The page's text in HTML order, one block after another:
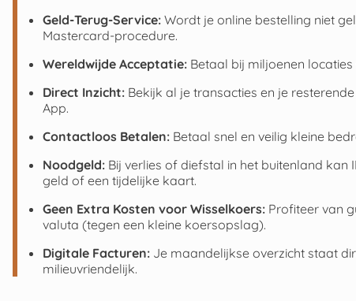
Geld-Terug-Service: Wordt je online bestelling niet
Mastercard-procedure.
Wereldwijde Acceptatie: Betaal bij miljoenen
Direct Inzicht: Bekijk al je transacties en je
App.
Contactloos Betalen: Betaal snel en veilig kleine
Noodgeld: Bij verlies of diefstal in het buitenland
geld of een tijdelijke kaart.
Geen Extra Kosten voor Wisselkoers: Profiteer van
valuta (tegen een kleine koersopslag).
Digitale Facturen: Je maandelijkse overzicht staat
milieuvriendelijk.